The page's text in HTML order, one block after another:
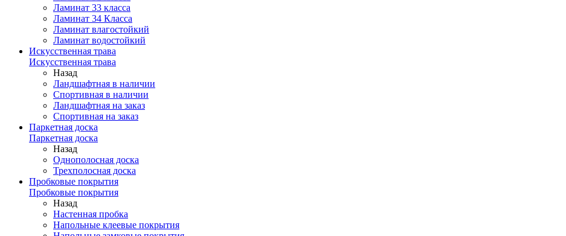
Ламинат 33 класса
Ламинат 34 Класса
Ламинат влагостойкий
Ламинат водостойкий
Искусственная трава
Искусственная трава
Назад
Ландшафтная в наличии
Спортивная в наличии
Ландшафтная на заказ
Спортивная на заказ
Паркетная доска
Паркетная доска
Назад
Однополосная доска
Трехполосная доска
Пробковые покрытия
Пробковые покрытия
Назад
Настенная пробка
Напольные клеевые покрытия